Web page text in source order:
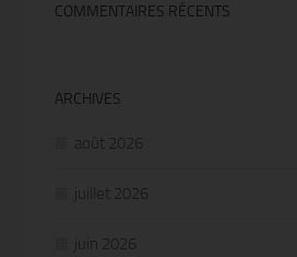
COMMENTAIRES RÉCENTS
ARCHIVES
août 2026
juillet 2026
juin 2026